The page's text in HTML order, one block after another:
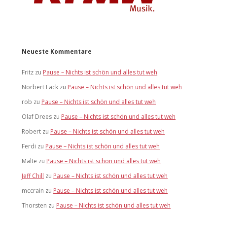
Neueste Kommentare
Fritz zu Pause – Nichts ist schön und alles tut weh
Norbert Lack zu Pause – Nichts ist schön und alles tut weh
rob zu Pause – Nichts ist schön und alles tut weh
Olaf Drees zu Pause – Nichts ist schön und alles tut weh
Robert zu Pause – Nichts ist schön und alles tut weh
Ferdi zu Pause – Nichts ist schön und alles tut weh
Malte zu Pause – Nichts ist schön und alles tut weh
Jeff Chill zu Pause – Nichts ist schön und alles tut weh
mccrain zu Pause – Nichts ist schön und alles tut weh
Thorsten zu Pause – Nichts ist schön und alles tut weh